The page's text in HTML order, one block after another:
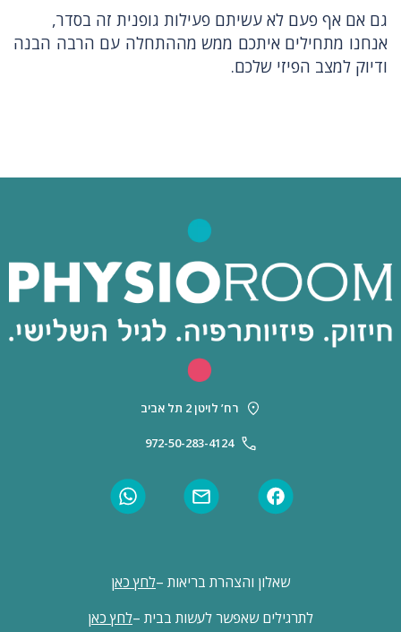
גם אם אף פעם לא עשיתם פעילות גופנית זה בסדר,
אנחנו מתחילים איתכם ממש מההתחלה עם הרבה הבנה
ודיוק למצב הפיזי שלכם.
רח’ לויטן 2 תל אביב
972-50-283-4124
שאלון והצהרת בריאות –לחץ כאן
לתרגילים שאפשר לעשות בבית –לחץ כאן